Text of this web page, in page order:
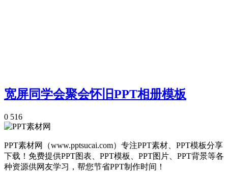
宽屏同学会聚会怀旧PPT相册模板
0 516
PPT素材网（www.pptsucai.com）专注PPT素材、PPT模板分享
下载！免费提供PPT图表、PPT模板、PPT图片、PPT背景等各
种资源供网友学习，帮您节省PPT制作时间！